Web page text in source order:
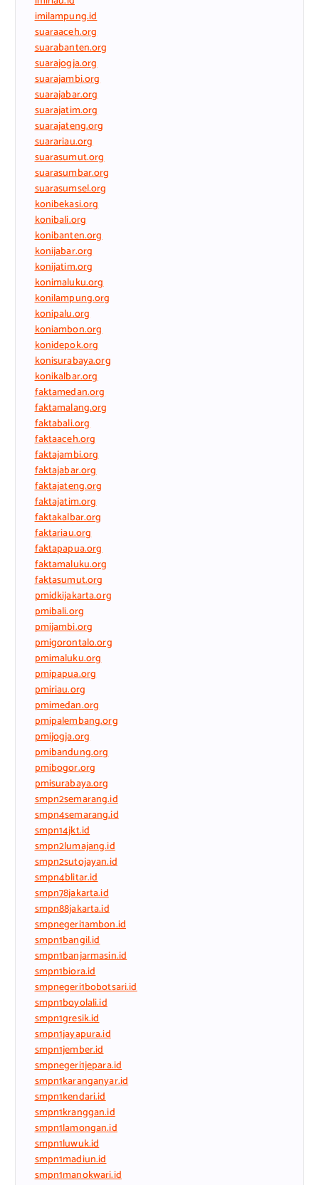
imilampung.id
suaraaceh.org
suarabanten.org
suarajogja.org
suarajambi.org
suarajabar.org
suarajatim.org
suarajateng.org
suarariau.org
suarasumut.org
suarasumbar.org
suarasumsel.org
konibekasi.org
konibali.org
konibanten.org
konijabar.org
konijatim.org
konimaluku.org
konilampung.org
konipalu.org
koniambon.org
konidepok.org
konisurabaya.org
konikalbar.org
faktamedan.org
faktamalang.org
faktabali.org
faktaaceh.org
faktajambi.org
faktajabar.org
faktajateng.org
faktajatim.org
faktakalbar.org
faktariau.org
faktapapua.org
faktamaluku.org
faktasumut.org
pmidkijakarta.org
pmibali.org
pmijambi.org
pmigorontalo.org
pmimaluku.org
pmipapua.org
pmiriau.org
pmimedan.org
pmipalembang.org
pmijogja.org
pmibandung.org
pmibogor.org
pmisurabaya.org
smpn2semarang.id
smpn4semarang.id
smpn14jkt.id
smpn2lumajang.id
smpn2sutojayan.id
smpn4blitar.id
smpn78jakarta.id
smpn88jakarta.id
smpnegeri1ambon.id
smpn1bangil.id
smpn1banjarmasin.id
smpn1biora.id
smpnegeri1bobotsari.id
smpn1boyolali.id
smpn1gresik.id
smpn1jayapura.id
smpn1jember.id
smpnegeri1jepara.id
smpn1karanganyar.id
smpn1kendari.id
smpn1kranggan.id
smpn1lamongan.id
smpn1luwuk.id
smpn1madiun.id
smpn1manokwari.id